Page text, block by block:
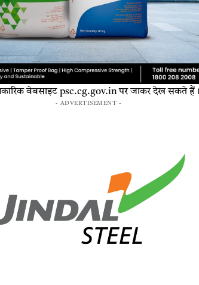
वेबसाइट psc.cg.gov.in पर जाकर देख सकते हैं।
- ADVERTISEMENT -